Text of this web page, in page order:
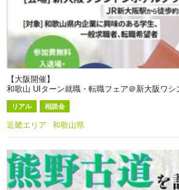
【大阪開催】
和歌山 UIターン就職・転職フェア＠新大阪ワシ
リアル 相談会
近畿エリア 和歌山県